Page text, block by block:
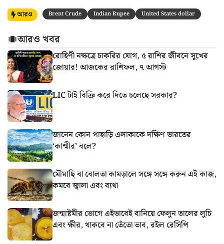
আরও Brent Crude Indian Rupee United States dollar
আরও খবর
রোহিণী নক্ষত্রে চাকরির যোগ, ৫ রাশির জীবনে সুখের
জোয়ার! আজকের রাশিফল, ৭ আগস্ট
LIC টাই বিক্রি করে দিতে চলেছে সরকার?
জানেন কোন পাহাড়ি এলাকাকে দক্ষিণ ভারতের
‘কাশ্মীর’ বলে?
মৌমাছি বা বোলতা কামড়ালে সঙ্গে সঙ্গে করুন এই কাজ,
কমবে জ্বালা এবং ব্যথা
জন্মাষ্টমীর ভোগে এইভাবেই বানিয়ে ফেলুন তালের লুচি
এবং ক্ষীর, থাকবে না তেঁতো ভাব, রইল রেসিপি